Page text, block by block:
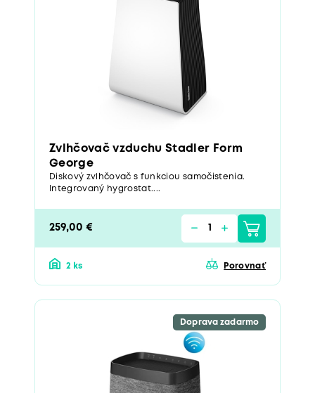
Zvlhčovač vzduchu Stadler Form
George
Diskový zvlhčovač s funkciou samočistenia.
Integrovaný hygrostat....
259,00 €
2 ks Porovnať
Doprava zadarmo